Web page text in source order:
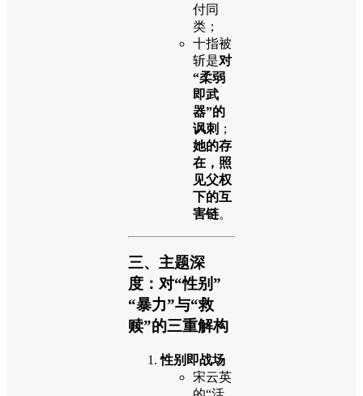
付同
类；
十指被
斩是对
“柔弱
即武
器”的
讽刺 ；
她的存
在，照
见父权
下的互
害链。
三、主题深
度：对“性别”
“暴力”与“救
赎”的三重解构
性别即战场
宋云英